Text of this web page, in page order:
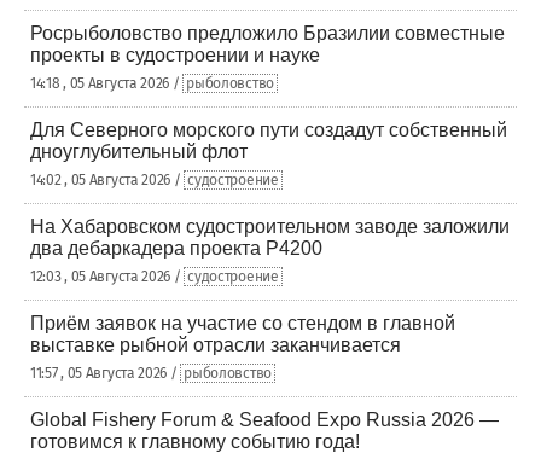
Росрыболовство предложило Бразилии совместные
проекты в судостроении и науке
14:18 , 05 Августа 2026 / рыболовство
Для Северного морского пути создадут собственный
дноуглубительный флот
14:02 , 05 Августа 2026 / судостроение
На Хабаровском судостроительном заводе заложили
два дебаркадера проекта Р4200
12:03 , 05 Августа 2026 / судостроение
Приём заявок на участие со стендом в главной
выставке рыбной отрасли заканчивается
11:57 , 05 Августа 2026 / рыболовство
Global Fishery Forum & Seafood Expo Russia 2026 —
готовимся к главному событию года!